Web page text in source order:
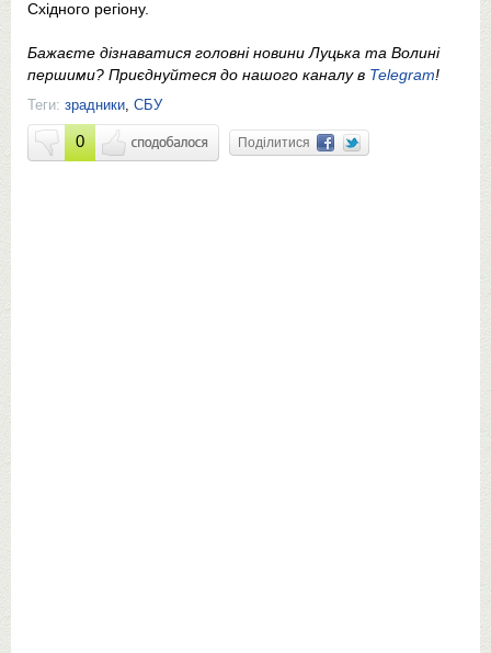
Східного регіону.
Бажаєте дізнаватися головні новини Луцька та Волині
першими? Приєднуйтеся до нашого каналу в Telegram!
Теги: зрадники, СБУ
0 Поділитися